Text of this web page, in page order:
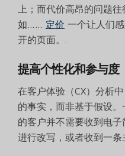
上；而代价高昂的问题
如…… 定价 一个让人们
开的页面。.
提高个性化和参与度
在客户体验（CX）分析
的事实，而非基于假设
的客户并不需要收到电
进行改写，或者收到一条